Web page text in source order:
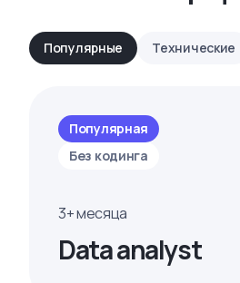
Популярные Технические
Популярная
Без кодинга
3+ месяца
Data analyst